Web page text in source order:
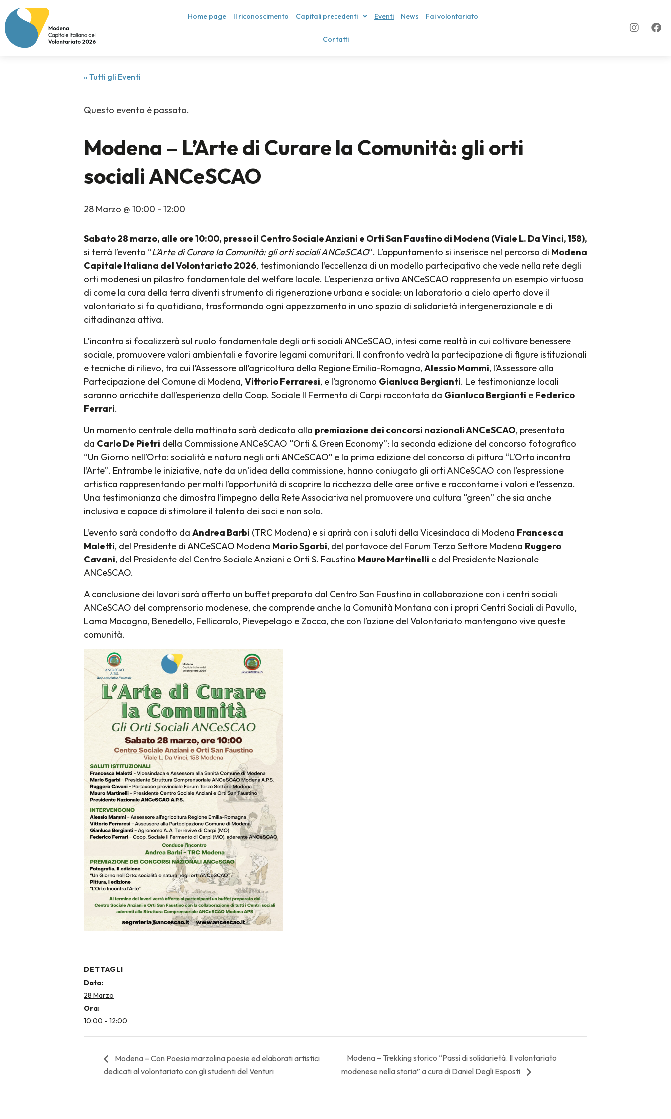
Home page Il riconoscimento Capitali precedenti Eventi News Fai volontariato
Contatti
« Tutti gli Eventi
Questo evento è passato.
Modena – L’Arte di Curare la Comunità: gli orti
sociali ANCeSCAO
28 Marzo @ 10:00 - 12:00
Sabato 28 marzo, alle ore 10:00, presso il Centro Sociale Anziani e Orti San Faustino di Modena (Viale L. Da Vinci, 158),
si terrà l’evento “L’Arte di Curare la Comunità: gli orti sociali ANCeSCAO“. L’appuntamento si inserisce nel percorso di Modena
Capitale Italiana del Volontariato 2026, testimoniando l’eccellenza di un modello partecipativo che vede nella rete degli
orti modenesi un pilastro fondamentale del welfare locale. L’esperienza ortiva ANCeSCAO rappresenta un esempio virtuoso
di come la cura della terra diventi strumento di rigenerazione urbana e sociale: un laboratorio a cielo aperto dove il
volontariato si fa quotidiano, trasformando ogni appezzamento in uno spazio di solidarietà intergenerazionale e di
cittadinanza attiva.
L’incontro si focalizzerà sul ruolo fondamentale degli orti sociali ANCeSCAO, intesi come realtà in cui coltivare benessere
sociale, promuovere valori ambientali e favorire legami comunitari. Il confronto vedrà la partecipazione di figure istituzionali
e tecniche di rilievo, tra cui l’Assessore all’agricoltura della Regione Emilia-Romagna, Alessio Mammi, l’Assessore alla
Partecipazione del Comune di Modena, Vittorio Ferraresi, e l’agronomo Gianluca Bergianti. Le testimonianze locali
saranno arricchite dall’esperienza della Coop. Sociale Il Fermento di Carpi raccontata da Gianluca Bergianti e Federico
Ferrari.
Un momento centrale della mattinata sarà dedicato alla premiazione dei concorsi nazionali ANCeSCAO, presentata
da Carlo De Pietri della Commissione ANCeSCAO “Orti & Green Economy”: la seconda edizione del concorso fotografico
“Un Giorno nell’Orto: socialità e natura negli orti ANCeSCAO” e la prima edizione del concorso di pittura “L’Orto incontra
l’Arte”. Entrambe le iniziative, nate da un’idea della commissione, hanno coniugato gli orti ANCeSCAO con l’espressione
artistica rappresentando per molti l’opportunità di scoprire la ricchezza delle aree ortive e raccontarne i valori e l’essenza.
Una testimonianza che dimostra l’impegno della Rete Associativa nel promuovere una cultura “green” che sia anche
inclusiva e capace di stimolare il talento dei soci e non solo.
L’evento sarà condotto da Andrea Barbi (TRC Modena) e si aprirà con i saluti della Vicesindaca di Modena Francesca
Maletti, del Presidente di ANCeSCAO Modena Mario Sgarbi, del portavoce del Forum Terzo Settore Modena Ruggero
Cavani, del Presidente del Centro Sociale Anziani e Orti S. Faustino Mauro Martinelli e del Presidente Nazionale
ANCeSCAO.
A conclusione dei lavori sarà offerto un buffet preparato dal Centro San Faustino in collaborazione con i centri sociali
ANCeSCAO del comprensorio modenese, che comprende anche la Comunità Montana con i propri Centri Sociali di Pavullo,
Lama Mocogno, Benedello, Fellicarolo, Pievepelago e Zocca, che con l’azione del Volontariato mantengono vive queste
comunità.
DETTAGLI
Data:
28 Marzo
Ora:
10:00 - 12:00
Modena – Con Poesia marzolina poesie ed elaborati artistici
dedicati al volontariato con gli studenti del Venturi
Modena – Trekking storico “Passi di solidarietà. Il volontariato
modenese nella storia” a cura di Daniel Degli Esposti